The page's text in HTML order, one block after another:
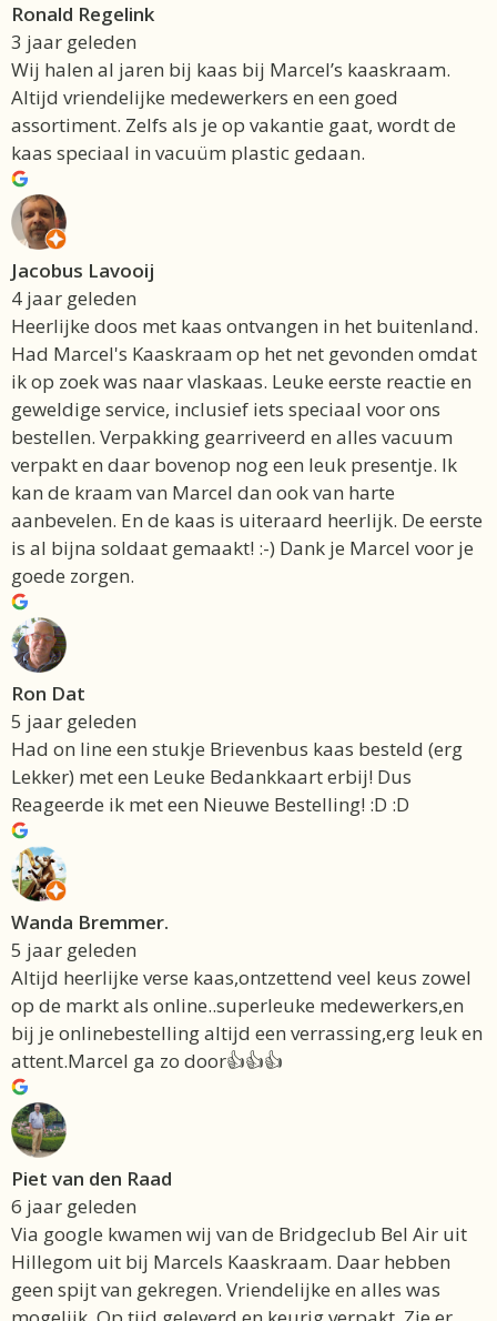
Ronald Regelink
3 jaar geleden
Wij halen al jaren bij kaas bij Marcel’s kaaskraam.
Altijd vriendelijke medewerkers en een goed
assortiment. Zelfs als je op vakantie gaat, wordt de
kaas speciaal in vacuüm plastic gedaan.
Jacobus Lavooij
4 jaar geleden
Heerlijke doos met kaas ontvangen in het buitenland.
Had Marcel's Kaaskraam op het net gevonden omdat
ik op zoek was naar vlaskaas. Leuke eerste reactie en
geweldige service, inclusief iets speciaal voor ons
bestellen. Verpakking gearriveerd en alles vacuum
verpakt en daar bovenop nog een leuk presentje. Ik
kan de kraam van Marcel dan ook van harte
aanbevelen. En de kaas is uiteraard heerlijk. De eerste
is al bijna soldaat gemaakt! :-) Dank je Marcel voor je
goede zorgen.
Ron Dat
5 jaar geleden
Had on line een stukje Brievenbus kaas besteld (erg
Lekker) met een Leuke Bedankkaart erbij! Dus
Reageerde ik met een Nieuwe Bestelling! :D :D
Wanda Bremmer.
5 jaar geleden
Altijd heerlijke verse kaas,ontzettend veel keus zowel
op de markt als online..superleuke medewerkers,en
bij je onlinebestelling altijd een verrassing,erg leuk en
attent.Marcel ga zo door👍👍👍
Piet van den Raad
6 jaar geleden
Via google kwamen wij van de Bridgeclub Bel Air uit
Hillegom uit bij Marcels Kaaskraam. Daar hebben
geen spijt van gekregen. Vriendelijke en alles was
Item toegevoegd aan winkelwagen.
0 items -€0,00 Afrekenen